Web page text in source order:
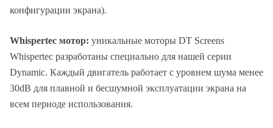
конфигурации экрана).
Whispertec мотор: уникальные моторы DT Screens
Whispertec разработаны специально для нашей серии
Dynamic. Каждый двигатель работает с уровнем шума менее
30dB для плавной и бесшумной эксплуатации экрана на
всем периоде использования.